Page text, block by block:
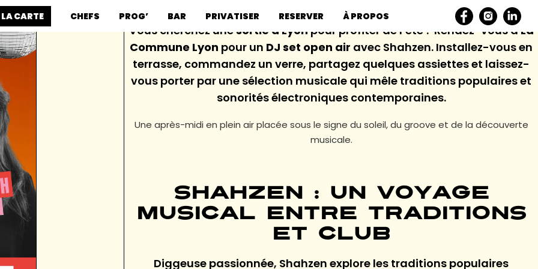
CARTE CHEFS PROG’ BAR PRIVATISER RESERVER À PROPOS
Vous cherchez unesortie à Lyon pour profiter de l’été ? Rendez-vous à La
Commune Lyon pour un DJ set open air avec Shahzen. Installez-vous en
terrasse, commandez un verre, partagez quelques assiettes et laissez-
vous porter par une sélection musicale qui mêle traditions populaires et
sonorités électroniques contemporaines.
Une après-midi en plein air placée sous le signe du soleil, du groove et de la découverte
musicale.
Shahzen : un voyage
musical entre traditions
et club
Diggeuse passionnée, Shahzen explore les traditions populaires